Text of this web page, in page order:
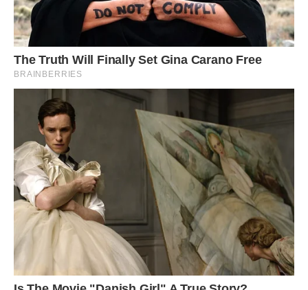
Вона підійшла до столу і мовчки поклала перед нами ту
саму потерту хустинку, в якій я бачила гроші на ринку.
Коли вона її розгорнула, ми побачили товсту пачку купюр,
акуратно складених і перев’язаних ниткою. Там було
значно більше, ніж ми розраховували знайти, і на мить у
кімнаті запала така тиша, що було чути цокання старого
годинника на стіні.
— Оце візьміть, тут на ліки Софійці вистачить, і ще трохи
лишиться на фрукти, — спокійно сказала вона, наче це
була звичайна річ.
— Мамо, звідки це у вас? Ви що, гроші з пенсії
відкладали? — здивовано запитав Олег, дивлячись то на
матір, то на гроші.
— Не питай дурниць, сину, головне, щоб дитина була
здорова, а де я їх взяла — то моя справа, не вкрала ж, —
вона ледь помітно посміхнулася і вийшла з кімнати, не